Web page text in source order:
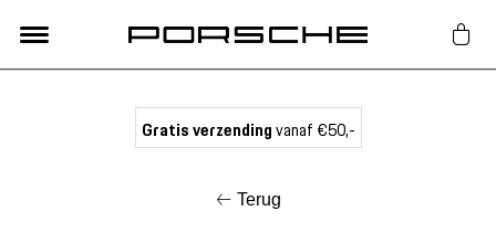
Gratis verzendingvanaf €50,-
Terug